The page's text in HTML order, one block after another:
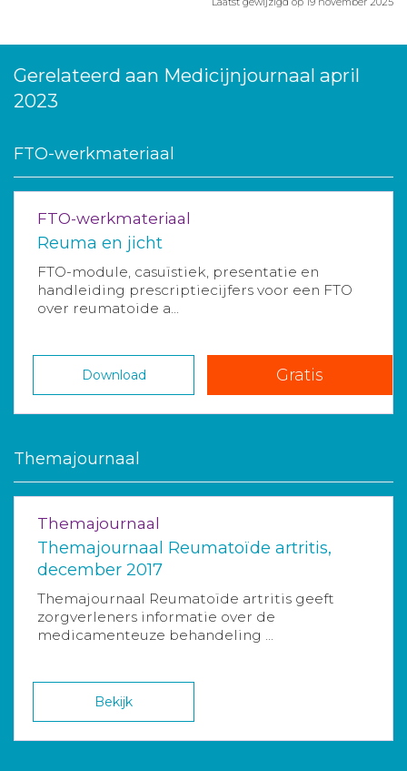
Gerelateerd aan Medicijnjournaal april
2023
FTO-werkmateriaal
FTO-werkmateriaal
Reuma en jicht
FTO-module, casuïstiek, presentatie en
handleiding prescriptiecijfers voor een FTO
over reumatoide a...
Download Gratis
Themajournaal
Themajournaal
Themajournaal Reumatoïde artritis,
december 2017
Themajournaal Reumatoïde artritis geeft
zorgverleners informatie over de
medicamenteuze behandeling ...
Bekijk